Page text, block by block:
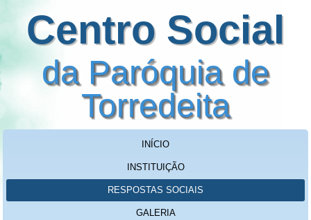
Centro Social
da Paróquia de
Torredeita
INÍCIO
INSTITUIÇÃO
RESPOSTAS SOCIAIS
GALERIA